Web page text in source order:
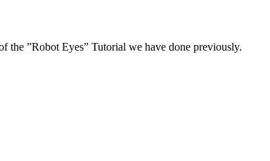
”Robot Eyes” Tutorial we have done previously.